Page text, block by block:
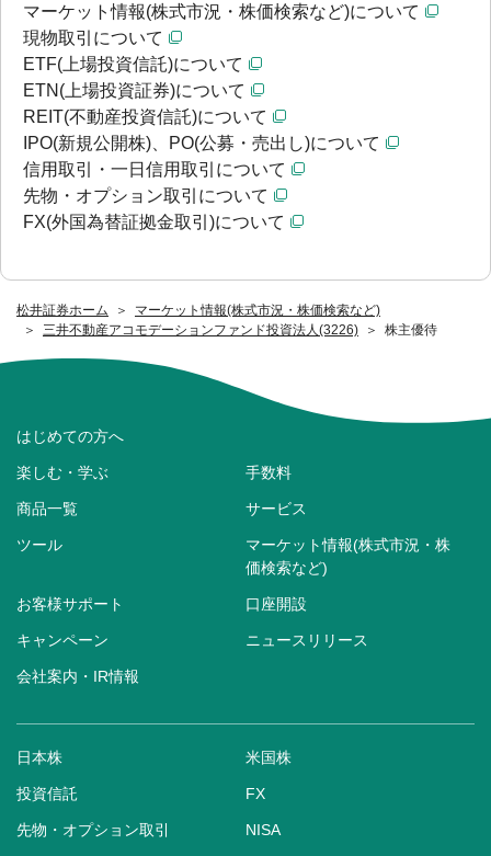
松井証券ホーム
マーケット情報(株式市況・株価検索など)
三井不動産アコモデーションファンド投資法人(3226)
株主優待
マーケット情報(株式市況・株価検索など)について
現物取引について
ETF(上場投資信託)について
ETN(上場投資証券)について
REIT(不動産投資信託)について
IPO(新規公開株)、PO(公募・売出し)について
信用取引・一日信用取引について
先物・オプション取引について
FX(外国為替証拠金取引)について
はじめての方へ
楽しむ・学ぶ 手数料
商品一覧 サービス
ツール
マーケット情報(株式市況・株
価検索など)
お客様サポート 口座開設
キャンペーン ニュースリリース
会社案内・IR情報
日本株 米国株
投資信託 FX
先物・オプション取引 NISA